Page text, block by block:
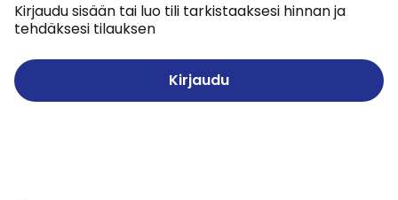
Kirjaudu sisään tai luo tili tarkistaaksesi hinnan ja
tehdäksesi tilauksen
Kirjaudu